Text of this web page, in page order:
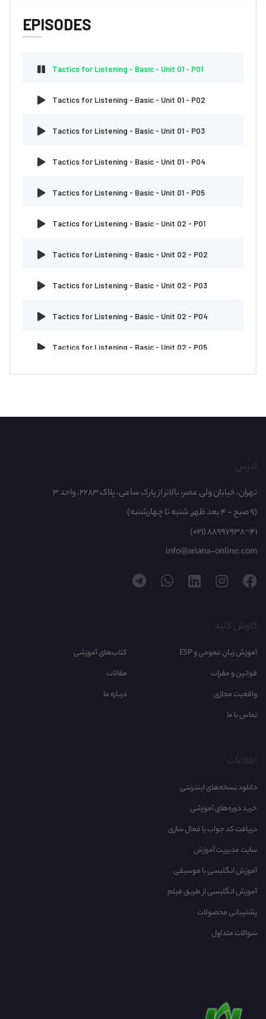
EPISODES
Tactics for Listening - Basic - Unit 01 - P01
Tactics for Listening - Basic - Unit 01 - P02
Tactics for Listening - Basic - Unit 01 - P03
Tactics for Listening - Basic - Unit 01 - P04
Tactics for Listening - Basic - Unit 01 - P05
Tactics for Listening - Basic - Unit 02 - P01
Tactics for Listening - Basic - Unit 02 - P02
Tactics for Listening - Basic - Unit 02 - P03
Tactics for Listening - Basic - Unit 02 - P04
Tactics for Listening - Basic - Unit 02 - P05
Tactics for Listening - Basic - Unit 03 - P06
Tactics for Listening - Basic - Unit 04 - P04
Tactics for Listening - Basic - Unit 05 - P03
Tactics for Listening - Basic - Unit 05 - P05
آدرس
تهران، خیابان ولی عصر، بالاتر از پارک ساعی، پلاک 2283، واحد 3
(9 صبح - 4 بعد ظهر, شنبه تا چهارشنبه)
(021) 88997938~41
info@ariana-online.com
کاوش کنید
آموزش زبان عمومی و ESP
کتاب‌های آموزشی
قوانین و مقرات
مقالات
واقعیت مجازی
درباره ما
تماس با ما
اطلاعات
دانلود نسخه‌های اینترنتی
خرید دوره‌های آموزشی
دریافت کد جواب یا فعال سازی
سایت مدیریت آموزش
آموزش انگلیسی با موسیقی‌
آموزش انگلیسی از طریق فیلم
پشتیبانی محصولات
سوالات متداول